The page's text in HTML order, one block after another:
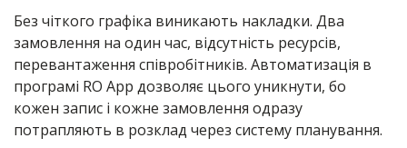
Без чіткого графіка виникають накладки. Два
замовлення на один час, відсутність ресурсів,
перевантаження співробітників. Автоматизація в
програмі RO App дозволяє цього уникнути, бо
кожен запис і кожне замовлення одразу
потрапляють в розклад через систему планування.